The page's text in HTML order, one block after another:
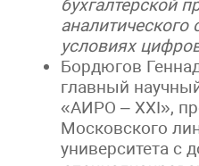
бухгалтерской
аналитического
условиях
Бордюгов
главный
«АИРО – XXI»,
Московского
университета с